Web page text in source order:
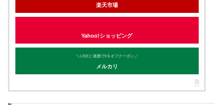
楽天市場
Yahoo!ショッピング
＼LINEと連携で5％オフクーポン／
メルカリ